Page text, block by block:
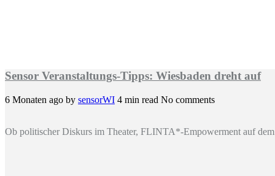
Sensor Veranstaltungs-Tipps: Wiesbaden dreht auf
6 Monaten ago by sensorWI 4 min read No comments
Ob politischer Diskurs im Theater, FLINTA*-Empowerment auf